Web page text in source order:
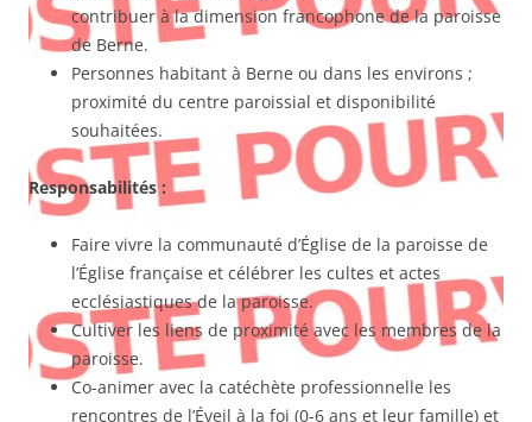
contribuer à la dimension francophone de la paroisse
de Berne.
Personnes habitant à Berne ou dans les environs ;
proximité du centre paroissial et disponibilité
souhaitées.
Responsabilités :
Faire vivre la communauté d’Église de la paroisse de
l’Église française et célébrer les cultes et actes
ecclésiastiques de la paroisse.
Cultiver les liens de proximité avec les membres de la
paroisse.
Co-animer avec la catéchète professionnelle les
rencontres de l’Éveil à la foi (0-6 ans et leur famille) et